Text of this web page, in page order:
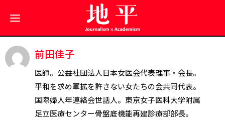
前田佳子
医師。公益社団法人日本女医会代表理事・会長。
平和を求め軍拡を許さない女たちの会共同代表。
国際婦人年連絡会世話人。東京女子医科大学附属
足立医療センター骨盤底機能再建診療部部長。